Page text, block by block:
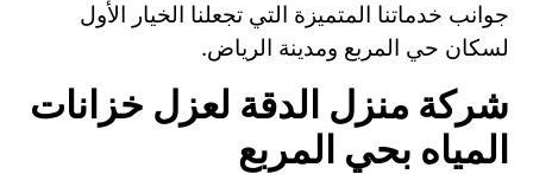
جوانب خدماتنا المتميزة التي تجعلنا الخيار الأول
لسكان حي المربع ومدينة الرياض.
شركة منزل الدقة لعزل خزانات
المياه بحي المربع